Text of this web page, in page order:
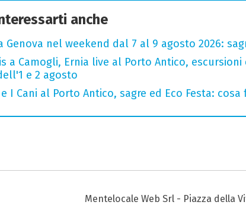
anche
Genova nel weekend dal 7 al 9 agosto 2026:
a Camogli, Ernia live al Porto Antico,
e 2 agosto
e I Cani al Porto Antico, sagre ed Eco Festa:
Mentelocale Web Srl - Piazza della